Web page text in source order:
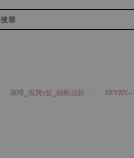
搜尋
限時_現貨7折_結帳現折ˎˊ˗ 𝑺𝑬𝑽𝑬𝑵--